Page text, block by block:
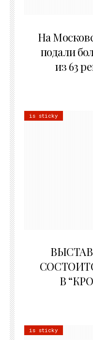
На
подали
из 63
is sticky
В
is sticky